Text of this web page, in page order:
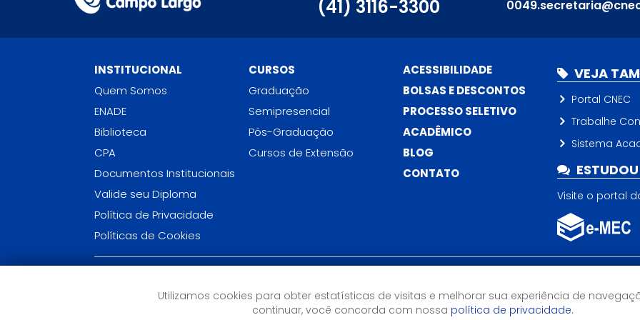
(41) 3116-3300
INSTITUCIONAL
Quem Somos
ENADE
Biblioteca
CPA
Documentos Institucionais
Valide seu Diploma
Política de Privacidade
Políticas de Cookies
CURSOS
Graduação
Semipresencial
Pós-Graduação
Cursos de Extensão
ACESSIBILIDADE
BOLSAS E DESCONTOS
PROCESSO SELETIVO
ACADÊMICO
BLOG
CONTATO
VEJA
Portal CNEC
Trabalhe
Sistema
Visite o portal
FACULDADE CNEC CAMPO LARGO (PR) Horário de Atendimento
13h às 22h
Utilizamos cookies para obter estatísticas de visitas e melhorar sua experiência de
continuar, você concorda com nossa política de privacidade.